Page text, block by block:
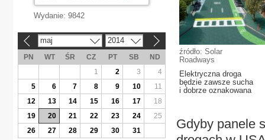
źródło: Solar
Roadways
Elektryczna droga
będzie zawsze sucha
i dobrze oznakowana
Gdyby panele
Wydanie: 9842
maj 2014
PN WT ŚR CZ PT SB
ND
1
2 3
4
5
6 7 8 9 10
11
12
13 14 15 16 17
18
19
20 21 22 23 24
25
26
27 28 29 30 31